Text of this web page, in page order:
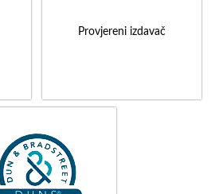
Provjereni izdavač